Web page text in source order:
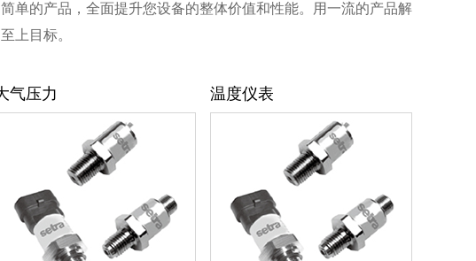
单的产品，全面提升您设备的整体价值和性能。用一流的产品解
上目标。
气压力 温度仪表